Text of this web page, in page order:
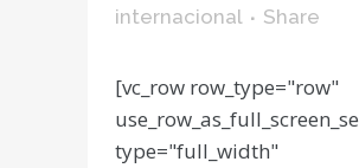
internacional
Share
[vc_row row_type="row"
type="full_width"